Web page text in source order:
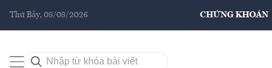
Thứ Bảy, 08/08/2026 CHỨNG KHOÁN